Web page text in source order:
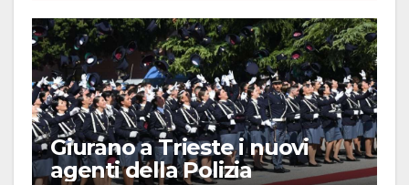
Giurano a Trieste i nuovi
agenti della Polizia